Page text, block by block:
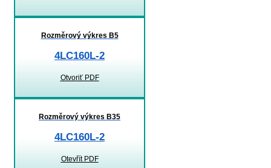
Rozměrový výkres B5
4LC160L-2
Otvoriť PDF
Rozměrový výkres B35
4LC160L-2
Otevřít PDF